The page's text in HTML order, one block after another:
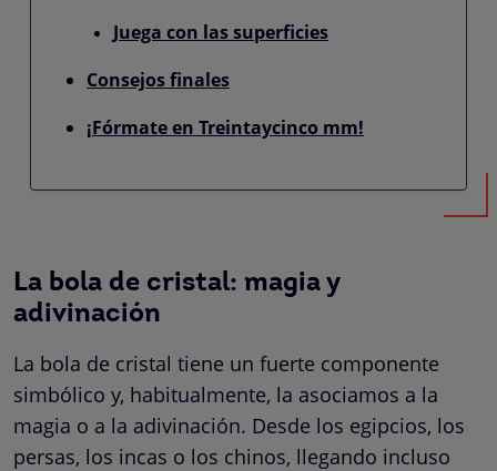
Juega con las superficies
Consejos finales
¡Fórmate en Treintaycinco mm!
La bola de cristal: magia y
adivinación
La bola de cristal tiene un fuerte componente
simbólico y, habitualmente, la asociamos a la
magia o a la adivinación. Desde los egipcios, los
persas, los incas o los chinos, llegando incluso